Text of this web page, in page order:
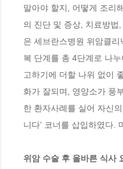
말아야 할지, 어떻게 조리
의 진단 및 증상, 치료방
은 세브란스병원 위암클
복 단계를 총 4단계로 나
고하기에 더할 나위 없이
화가 잘되며, 영양소가 풍
한 환자사례를 실어 자신
니다’ 코너를 삽입하였다.
위암 수술 후 올바른 식사